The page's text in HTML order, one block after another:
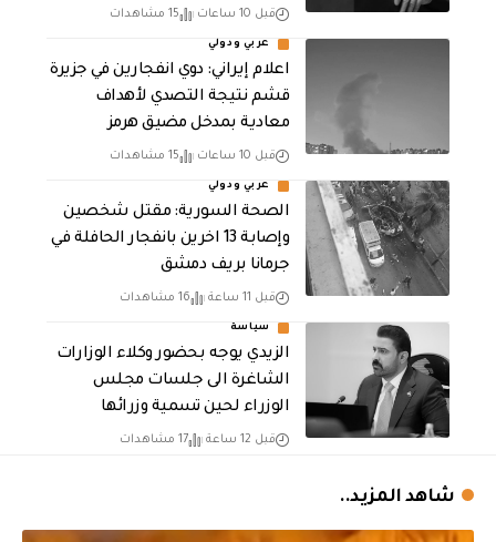
قبل 10 ساعات 15 مشاهدات
عربي ودولي
اعلام إيراني: دوي انفجارين في جزيرة
قشم نتيجة التصدي لأهداف
معادية بمدخل مضيق هرمز
قبل 10 ساعات 15 مشاهدات
عربي ودولي
الصحة السورية: مقتل شخصين
وإصابة 13 اخرين بانفجار الحافلة في
جرمانا بريف دمشق
قبل 11 ساعة 16 مشاهدات
سياسة
الزيدي يوجه بحضور وكلاء الوزارات
الشاغرة الى جلسات مجلس
الوزراء لحين تسمية وزرائها
قبل 12 ساعة 17 مشاهدات
شاهد المزيد..